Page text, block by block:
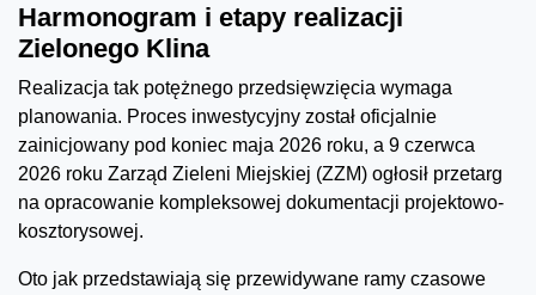
Harmonogram i etapy realizacji
Zielonego Klina
Realizacja tak potężnego przedsięwzięcia wymaga
planowania. Proces inwestycyjny został oficjalnie
zainicjowany pod koniec maja 2026 roku, a 9 czerwca
2026 roku Zarząd Zieleni Miejskiej (ZZM) ogłosił przetarg
na opracowanie kompleksowej dokumentacji projektowo-
kosztorysowej.
Oto jak przedstawiają się przewidywane ramy czasowe